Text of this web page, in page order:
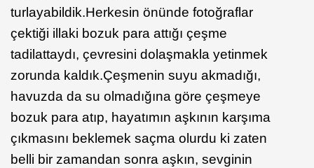
turlayabildik.Herkesin önünde fotoğraflar
çektiği illaki bozuk para attığı çeşme
tadilattaydı, çevresini dolaşmakla yetinmek
zorunda kaldık.Çeşmenin suyu akmadığı,
havuzda da su olmadığına göre çeşmeye
bozuk para atıp, hayatımın aşkının karşıma
çıkmasını beklemek saçma olurdu ki zaten
belli bir zamandan sonra aşkın, sevginin